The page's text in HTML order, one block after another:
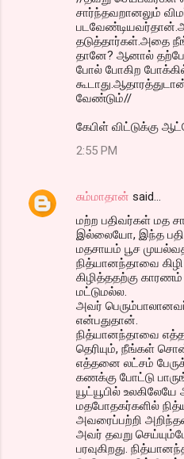
சார்ந்தவறானலும்
தடுத்தார்கள்.அதை
தானே? ஆனால்
போல் போகிற
வேண்டும்//
கேபிள் விட்டுக்கு
2:55 PM
சும்மாதான் said…
மற்ற பதிவர்கள் மத
இல்லையோ, இந்த
மதசாயம் பூச
நித்யானந்தாவை
கிழித்ததற்கு
மட்டுமல்ல.
அவர்
என்பதுதான்.
நித்யானந்தாவை
தெரியும், நீங்கள்
எத்தனை லட்சம்
கணக்கு போட்டு
யூட்யூபில்
மதபோதகர்களில்
அவரைப்பற்றி
அவர் தவறு
பரவுகிறது.